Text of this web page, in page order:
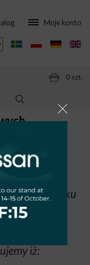
Moje konto
0 szt.
(UE)
2016 r. w
w związku
i w
takich
iż: